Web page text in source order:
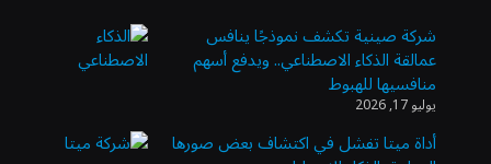
الدولار الأمريكي يتراجع قرب أدنى مستوياته
في ستة أسابيع وسط تفاؤل بشأن الشرق
الأوسط
شركة صينية تكشف نموذجًا ينافس
عمالقة الذكاء الاصطناعي.. ويدفع أسهم
منافسيها للهبوط
يوليو 17, 2026
أداة ميتا تفشل في اكتشاف بعض صورها